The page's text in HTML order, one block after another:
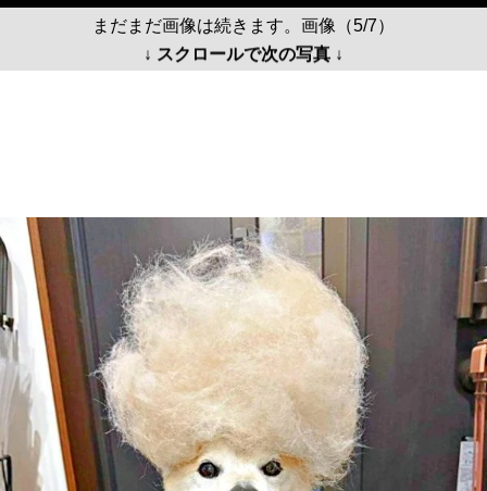
まだまだ画像は続きます。画像（5/7）
↓ スクロールで次の写真 ↓